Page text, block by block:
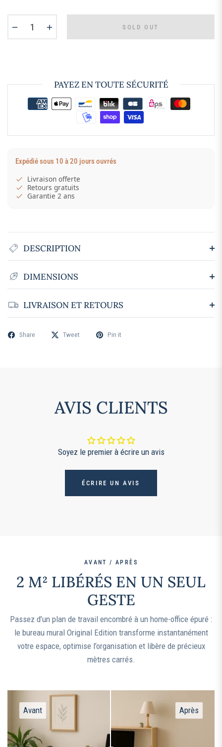
SOLD OUT
PAYEZ EN TOUTE SÉCURITÉ
Expédié sous 10 à 20 jours ouvrés
Livraison offerte
Retours gratuits
Garantie 2 ans
DESCRIPTION
DIMENSIONS
LIVRAISON ET RETOURS
Share Tweet Pin it
AVIS CLIENTS
Soyez le premier à écrire un avis
ÉCRIRE UN AVIS
AVANT / APRÈS
2 M² LIBÉRÉS EN UN SEUL
GESTE
Passez d’un plan de travail encombré à un home-office épuré :
le bureau mural Original Edition transforme instantanément
votre espace, optimise l’organisation et libère de précieux
mètres carrés.